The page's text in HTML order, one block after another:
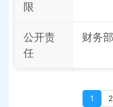
限
公开责
任
财务部
1 2